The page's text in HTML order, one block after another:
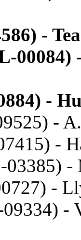
-
-
-
-
-
-
-